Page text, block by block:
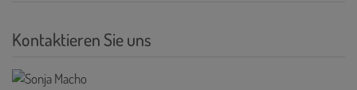
Kontaktieren Sie uns